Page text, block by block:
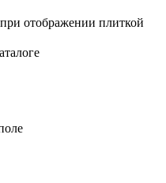
отображении плиткой